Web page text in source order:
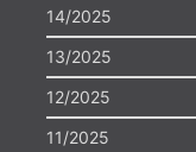
14/2025
13/2025
12/2025
11/2025